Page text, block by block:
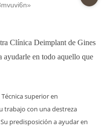
Clínica Deimplant de Gines
ayudarle en todo aquello que
superior en
trabajo con una destreza
predisposición a ayudar en